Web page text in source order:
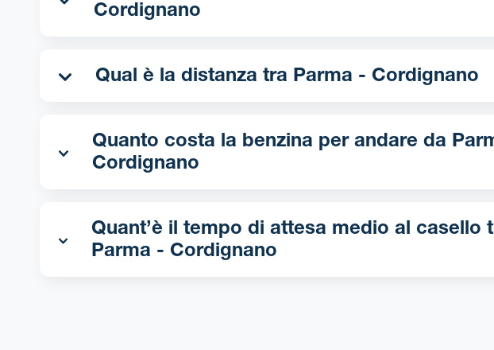
Cordignano
Qual è la distanza tra Parma - Cordignano
Quanto costa la benzina per andare da Parma -
Cordignano
Quant’è il tempo di attesa medio al casello
Parma - Cordignano